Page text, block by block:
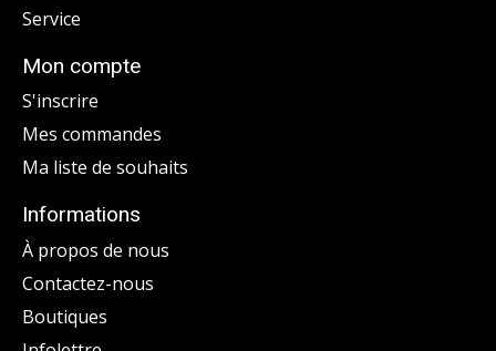
Service
Mon compte
S'inscrire
Mes commandes
Ma liste de souhaits
Informations
À propos de nous
Contactez-nous
Boutiques